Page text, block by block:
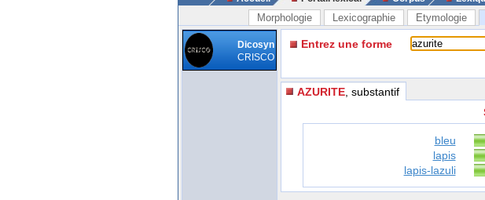
Morphologie Lexicographie Etymologie
Dicosyn
CRISCO
Entrez une forme
AZURITE , substantif
bleu
lapis
lapis-lazuli